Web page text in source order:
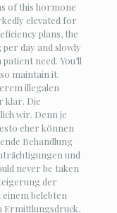
of this hormone
elevated for
plans, the
day and slowly
need. You’ll
maintain it.
illegalen
klar. Die
wir. Denn je
eher können
Behandlung
und
never be taken
der
belebten
Ermittlungsdruck,